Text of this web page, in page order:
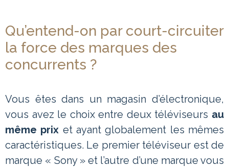
Qu’entend-on par court-circuiter
la force des marques des
concurrents ?
Vous êtes dans un magasin d’électronique,
vous avez le choix entre deux téléviseurs au
même prix et ayant globalement les mêmes
caractéristiques. Le premier téléviseur est de
marque « Sony » et l’autre d’une marque vous